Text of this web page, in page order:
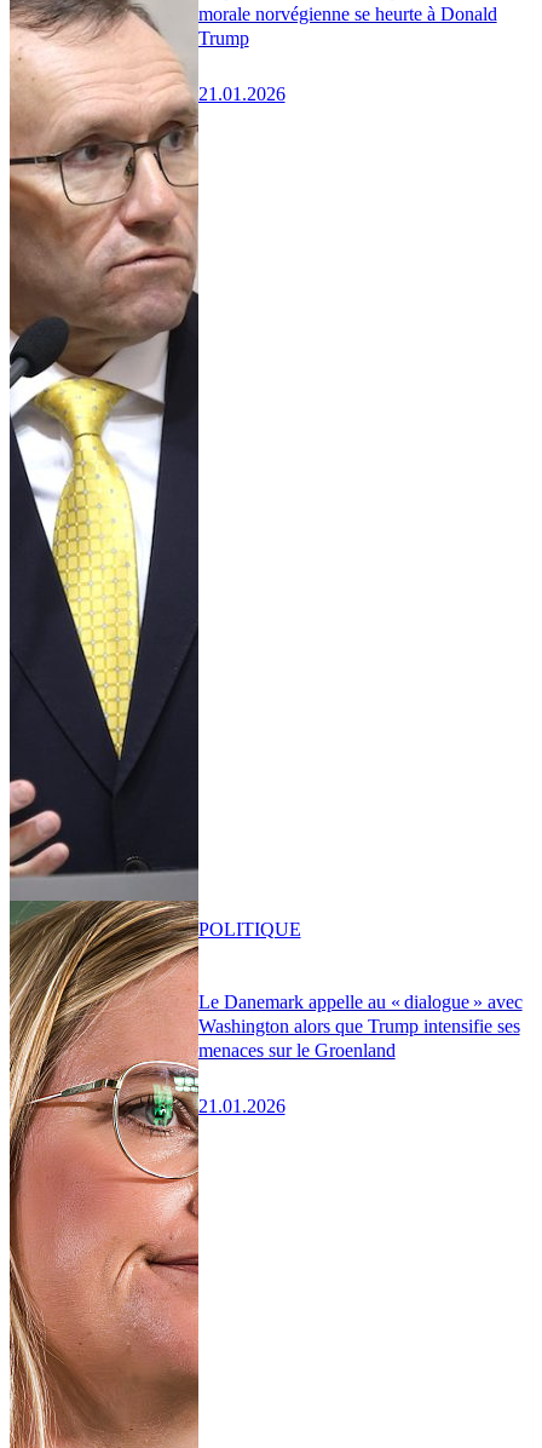
morale norvégienne se heurte à Donald
Trump
21.01.2026
Le Danemark appelle au « dialogue » avec
Washington alors que Trump intensifie ses
menaces sur le Groenland
21.01.2026
POLITIQUE